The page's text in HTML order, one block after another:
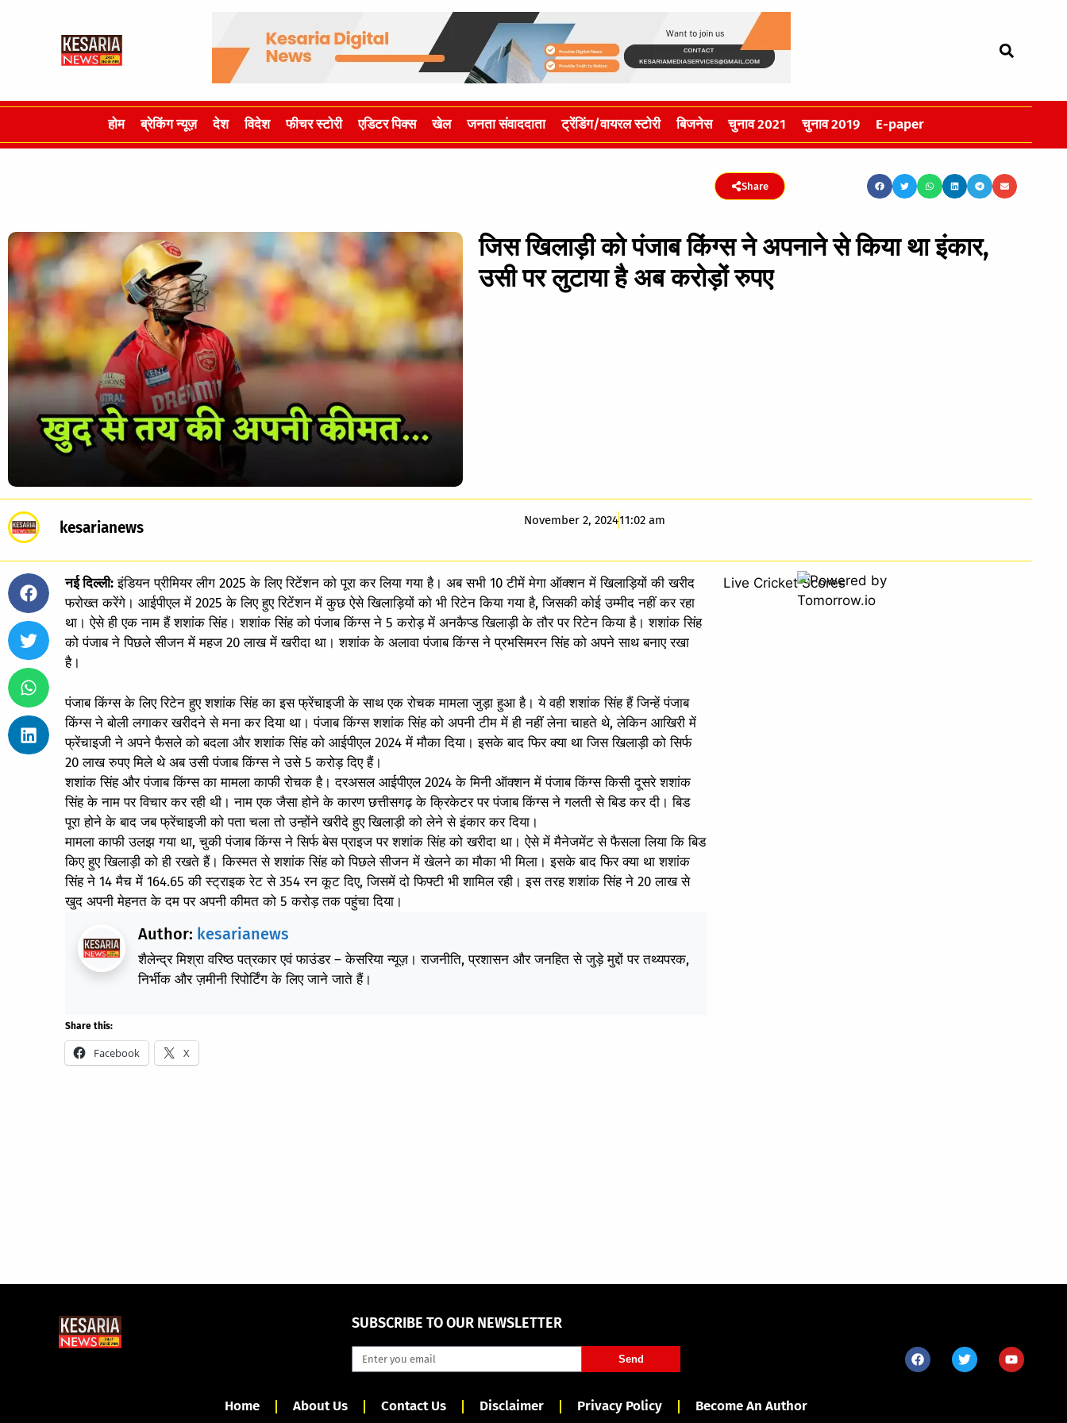
होम ब्रेकिंग न्यूज़ देश विदेश फीचर स्टोरी एडिटर पिक्स खेल जनता संवाददाता ट्रेंडिंग/वायरल स्टोरी बिजनेस चुनाव 2021 चुनाव 2019 E-paper
Share
जिस खिलाड़ी को पंजाब किंग्स ने अपनाने से किया था इंकार,
उसी पर लुटाया है अब करोड़ों रुपए
kesarianews November 2, 202411:02 am
नई दिल्ली:इंडियन प्रीमियर लीग 2025 के लिए रिटेंशन को पूरा कर लिया गया है। अब सभी 10 टीमें मेगा ऑक्शन में खिलाड़ियों की खरीद
फरोख्त करेंगे। आईपीएल में 2025 के लिए हुए रिटेंशन में कुछ ऐसे खिलाड़ियों को भी रिटेन किया गया है, जिसकी कोई उम्मीद नहीं कर रहा
था। ऐसे ही एक नाम हैं शशांक सिंह। शशांक सिंह को पंजाब किंग्स ने 5 करोड़ में अनकैप्ड खिलाड़ी के तौर पर रिटेन किया है। शशांक सिंह
को पंजाब ने पिछले सीजन में महज 20 लाख में खरीदा था। शशांक के अलावा पंजाब किंग्स ने प्रभसिमरन सिंह को अपने साथ बनाए रखा
है।
पंजाब किंग्स के लिए रिटेन हुए शशांक सिंह का इस फ्रेंचाइजी के साथ एक रोचक मामला जुड़ा हुआ है। ये वही शशांक सिंह हैं जिन्हें पंजाब
किंग्स ने बोली लगाकर खरीदने से मना कर दिया था। पंजाब किंग्स शशांक सिंह को अपनी टीम में ही नहीं लेना चाहते थे, लेकिन आखिरी में
फ्रेंचाइजी ने अपने फैसले को बदला और शशांक सिंह को आईपीएल 2024 में मौका दिया। इसके बाद फिर क्या था जिस खिलाड़ी को सिर्फ
20 लाख रुपए मिले थे अब उसी पंजाब किंग्स ने उसे 5 करोड़ दिए हैं।
शशांक सिंह और पंजाब किंग्स का मामला काफी रोचक है। दरअसल आईपीएल 2024 के मिनी ऑक्शन में पंजाब किंग्स किसी दूसरे शशांक
सिंह के नाम पर विचार कर रही थी। नाम एक जैसा होने के कारण छत्तीसगढ़ के क्रिकेटर पर पंजाब किंग्स ने गलती से बिड कर दी। बिड
पूरा होने के बाद जब फ्रेंचाइजी को पता चला तो उन्होंने खरीदे हुए खिलाड़ी को लेने से इंकार कर दिया।
मामला काफी उलझ गया था, चुकी पंजाब किंग्स ने सिर्फ बेस प्राइज पर शशांक सिंह को खरीदा था। ऐसे में मैनेजमेंट से फैसला लिया कि बिड
किए हुए खिलाड़ी को ही रखते हैं। किस्मत से शशांक सिंह को पिछले सीजन में खेलने का मौका भी मिला। इसके बाद फिर क्या था शशांक
सिंह ने 14 मैच में 164.65 की स्ट्राइक रेट से 354 रन कूट दिए, जिसमें दो फिफ्टी भी शामिल रही। इस तरह शशांक सिंह ने 20 लाख से
खुद अपनी मेहनत के दम पर अपनी कीमत को 5 करोड़ तक पहुंचा दिया।
Author: kesarianews
शैलेन्द्र मिश्रा वरिष्ठ पत्रकार एवं फाउंडर – केसरिया न्यूज़। राजनीति, प्रशासन और जनहित से जुड़े मुद्दों पर तथ्यपरक,
निर्भीक और ज़मीनी रिपोर्टिंग के लिए जाने जाते हैं।
Share this:
Facebook X
Live Cricket Scores
SUBSCRIBE TO OUR NEWSLETTER
Send
Home About Us Contact Us Disclaimer Privacy Policy Become An Author